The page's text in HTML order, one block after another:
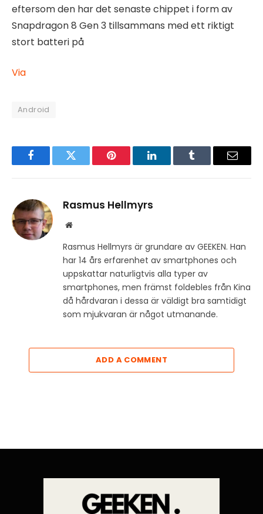
eftersom den har det senaste chippet i form av
Snapdragon 8 Gen 3 tillsammans med ett riktigt
stort batteri på
Via
Android
FacebookTwitter Pinterest LinkedInTumblr Email
Rasmus Hellmyrs
Website
Rasmus Hellmyrs är grundare av GEEKEN. Han
har 14 års erfarenhet av smartphones och
uppskattar naturligtvis alla typer av
smartphones, men främst foldebles från Kina
då hårdvaran i dessa är väldigt bra samtidigt
som mjukvaran är något utmanande.
ADD A COMMENT